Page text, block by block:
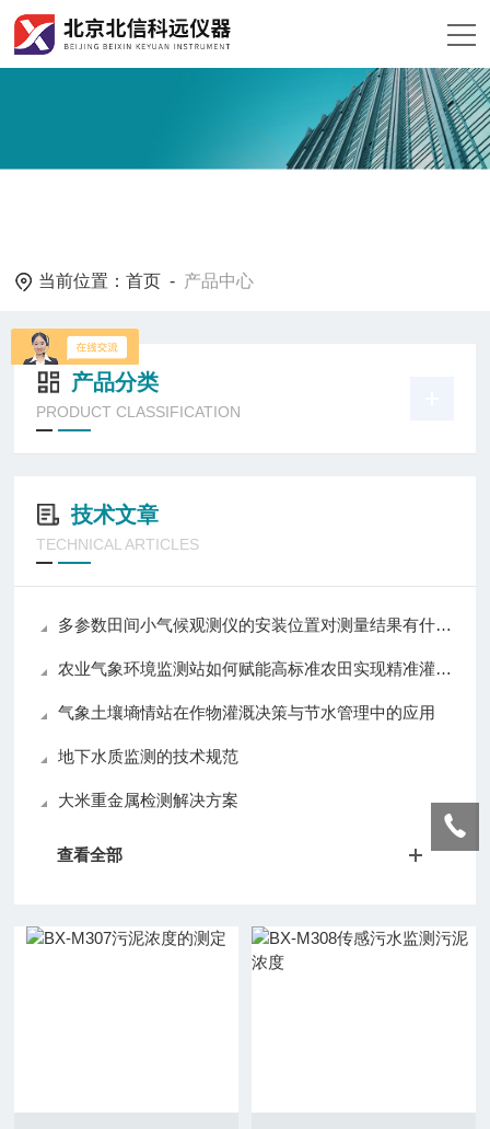
当前位置：首页 - 产品中心
产品分类
PRODUCT CLASSIFICATION
技术文章
TECHNICAL ARTICLES
多参数田间小气候观测仪的安装位置对测量结果有什么影响？
农业气象环境监测站如何赋能高标准农田实现精准灌溉与施肥决策
气象土壤墒情站在作物灌溉决策与节水管理中的应用
地下水质监测的技术规范
大米重金属检测解决方案​
查看全部